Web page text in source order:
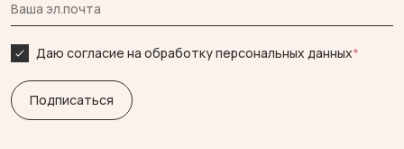
Даю согласие на обработку персональных данных*